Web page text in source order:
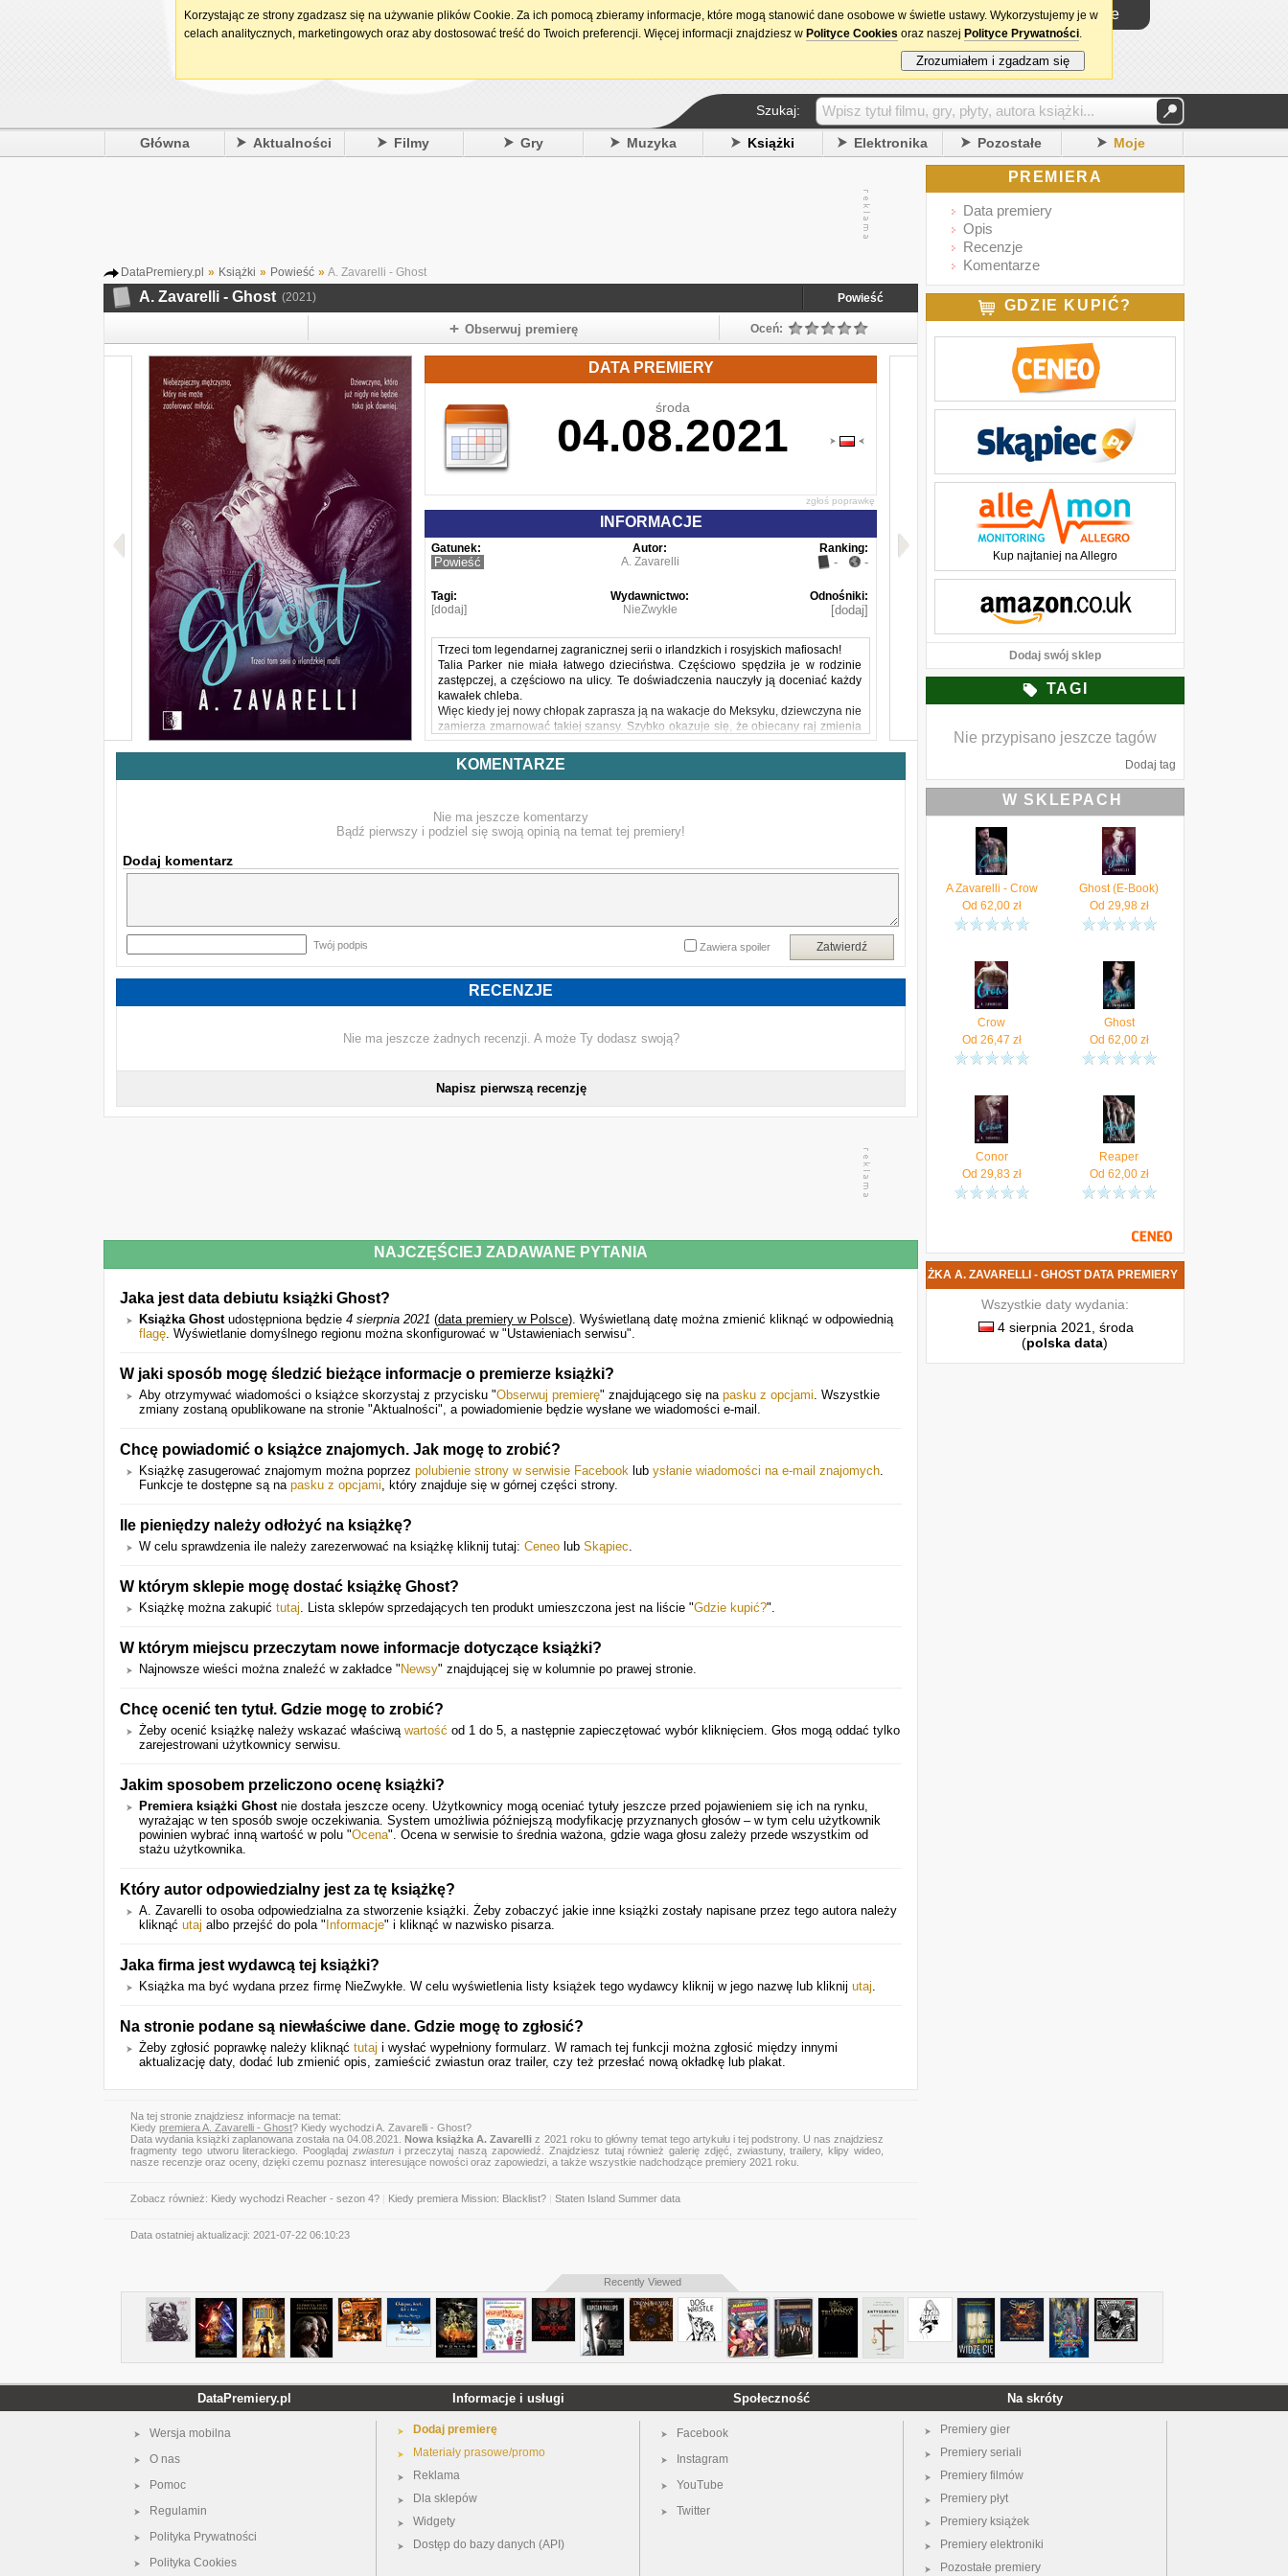
15. urodziny DataPremiery.pl Logowanie
Szukaj:
Główna Aktualności Filmy Gry Muzyka Książki Elektronika Pozostałe Moje
DataPremiery.pl » Książki » Powieść » A. Zavarelli - Ghost
A. Zavarelli - Ghost (2021) Powieść
Obserwuj premierę Oceń:
DATA PREMIERY
środa
04.08.2021
zgłoś poprawkę
INFORMACJE
Gatunek:
Powieść
Autor:
A. Zavarelli
Ranking:
- -
Tagi:
[dodaj]
Wydawnictwo:
NieZwykłe
Odnośniki:
[dodaj]
Trzeci tom legendarnej zagranicznej serii o irlandzkich i rosyjskich mafiosach!
Talia Parker nie miała łatwego dzieciństwa. Częściowo spędziła je w rodzinie
zastępczej, a częściowo na ulicy. Te doświadczenia nauczyły ją doceniać każdy
kawałek chleba.
Więc kiedy jej nowy chłopak zaprasza ją na wakacje do Meksyku, dziewczyna nie
zamierza zmarnować takiej szansy. Szybko okazuje się, że obiecany raj zmienia
się w piekło, bo zostaje porwana i sprzedana.
Aleksiej Nikolaev – niezwykle zdolny haker – jest szczególnie cenny dla mafii.
Poproszony o przysługę, zgadza się sprowadzić Talię do USA. Jednak rosyjski
Niebezpieczny mężczyzna, który nie może zaoferować miłości.
Dziewczyna, która już nigdy nie będzie taka jak dawniej.
KOMENTARZE
Nie ma jeszcze komentarzy
Bądź pierwszy i podziel się swoją opinią na temat tej premiery!
Dodaj komentarz
Twój podpis Zatwierdź
Zawiera spoiler
RECENZJE
Nie ma jeszcze żadnych recenzji. A może Ty dodasz swoją?
Napisz pierwszą recenzję
NAJCZĘŚCIEJ ZADAWANE PYTANIA
Jaka jest data debiutu książki Ghost?
Książka Ghostudostępniona będzie 4 sierpnia 2021 (data premiery w Polsce). Wyświetlaną datę można zmienić kliknąć w odpowiednią
flagę. Wyświetlanie domyślnego regionu można skonfigurować w "Ustawieniach serwisu".
W jaki sposób mogę śledzić bieżące informacje o premierze książki?
Aby otrzymywać wiadomości o książce skorzystaj z przycisku "Obserwuj premierę" znajdującego się na pasku z opcjami. Wszystkie
zmiany zostaną opublikowane na stronie "Aktualności", a powiadomienie będzie wysłane we wiadomości e-mail.
Chcę powiadomić o książce znajomych. Jak mogę to zrobić?
Książkę zasugerować znajomym można poprzez polubienie strony w serwisie Facebook lub ysłanie wiadomości na e-mail znajomych.
Funkcje te dostępne są na pasku z opcjami, który znajduje się w górnej części strony.
Ile pieniędzy należy odłożyć na książkę?
W celu sprawdzenia ile należy zarezerwować na książkę kliknij tutaj: Ceneo lub Skąpiec.
W którym sklepie mogę dostać książkę Ghost?
Książkę można zakupić tutaj. Lista sklepów sprzedających ten produkt umieszczona jest na liście "Gdzie kupić?".
W którym miejscu przeczytam nowe informacje dotyczące książki?
Najnowsze wieści można znaleźć w zakładce " Newsy" znajdującej się w kolumnie po prawej stronie.
Chcę ocenić ten tytuł. Gdzie mogę to zrobić?
Żeby ocenić książkę należy wskazać właściwą wartość od 1 do 5, a następnie zapieczętować wybór kliknięciem. Głos mogą oddać tylko
zarejestrowani użytkownicy serwisu.
Jakim sposobem przeliczono ocenę książki?
Premiera książki Ghostnie dostała jeszcze oceny. Użytkownicy mogą oceniać tytuły jeszcze przed pojawieniem się ich na rynku,
wyrażając w ten sposób swoje oczekiwania. System umożliwia późniejszą modyfikację przyznanych głosów – w tym celu użytkownik
powinien wybrać inną wartość w polu "Ocena". Ocena w serwisie to średnia ważona, gdzie waga głosu zależy przede wszystkim od
stażu użytkownika.
Który autor odpowiedzialny jest za tę książkę?
A. Zavarelli to osoba odpowiedzialna za stworzenie książki. Żeby zobaczyć jakie inne książki zostały napisane przez tego autora należy
kliknąć utaj albo przejść do pola " Informacje" i kliknąć w nazwisko pisarza.
Jaka firma jest wydawcą tej książki?
Książka ma być wydana przez firmę NieZwykłe. W celu wyświetlenia listy książek tego wydawcy kliknij w jego nazwę lub kliknij utaj.
Na stronie podane są niewłaściwe dane. Gdzie mogę to zgłosić?
Żeby zgłosić poprawkę należy kliknąć tutaj i wysłać wypełniony formularz. W ramach tej funkcji można zgłosić między innymi
aktualizację daty, dodać lub zmienić opis, zamieścić zwiastun oraz trailer, czy też przesłać nową okładkę lub plakat.
Na tej stronie znajdziesz informacje na temat:
Kiedy premiera A. Zavarelli - Ghost? Kiedy wychodzi A. Zavarelli - Ghost?
Data wydania książki zaplanowana została na 04.08.2021.Nowa książka A. Zavarelli z 2021 roku to główny temat tego artykułu i tej podstrony. U nas znajdziesz
fragmenty tego utworu literackiego. Pooglądaj zwiastuni przeczytaj naszą zapowiedź. Znajdziesz tutaj również galerię zdjęć, zwiastuny, trailery, klipy wideo,
nasze recenzje oraz oceny, dzięki czemu poznasz interesujące nowości oraz zapowiedzi, a także wszystkie nadchodzące premiery 2021 roku.
Zobacz również: Kiedy wychodzi Reacher - sezon 4? Kiedy premiera Mission: Blacklist? Staten Island Summer data
Data ostatniej aktualizacji: 2021-07-22 06:10:23
PREMIERA
Data premiery
Opis
Recenzje
Komentarze
GDZIE KUPIĆ?
Kup najtaniej na Allegro
Dodaj swój sklep
TAGI
Nie przypisano jeszcze tagów
Dodaj tag
W SKLEPACH
A Zavarelli - Crow
Od 62,00zł
Ghost (E-Book)
Od 29,98zł
Crow
Od 26,47 zł
Ghost
Od 62,00zł
Conor
Od 29,83 zł
Reaper
Od 62,00zł
NOWA KSIĄŻKA A. ZAVARELLI - GHOST DATA PREMIERY
Wszystkie daty wydania:
4 sierpnia 2021, środa
(polska data)
Recently Viewed
DataPremiery.pl
Wersja mobilna
O nas
Pomoc
Regulamin
Polityka Prywatności
Polityka Cookies
Informacje i usługi
Dodaj premierę
Materiały prasowe/promo
Reklama
Dla sklepów
Widgety
Dostęp do bazy danych (API)
Społeczność
Facebook
Instagram
YouTube
Twitter
Na skróty
Premiery gier
Premiery seriali
Premiery filmów
Premiery płyt
Premiery książek
Premiery elektroniki
Pozostałe premiery
Korzystając ze strony zgadzasz się na używanie plików Cookie. Za ich pomocą zbieramy informacje, które mogą stanowić dane osobowe w świetle ustawy. Wykorzystujemy je w
celach analitycznych, marketingowych oraz aby dostosować treść do Twoich preferencji. Więcej informacji znajdziesz w Polityce Cookies oraz naszej Polityce Prywatności.
Zrozumiałem i zgadzam się